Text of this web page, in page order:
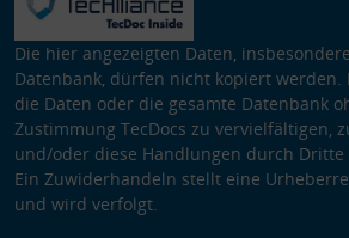
Die hier angezeigten Daten,
Datenbank, dürfen nicht kopiert werden.
die Daten oder die gesamte Datenbank
Zustimmung TecDocs zu vervielfältigen,
und/oder diese Handlungen durch Dritte
Ein Zuwiderhandeln stellt eine
und wird verfolgt.